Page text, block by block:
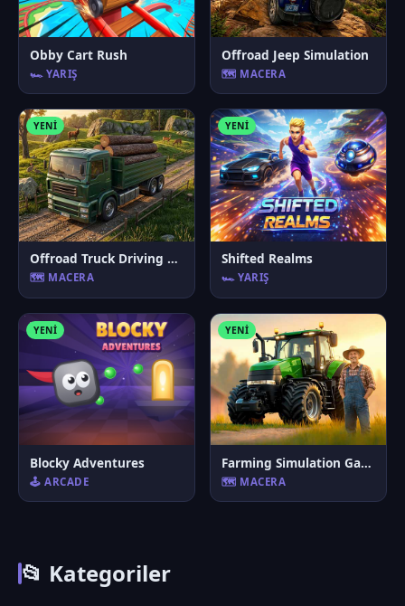
Obby Cart Rush
🏎️ YARIŞ
Offroad Jeep Simulation
🗺️ MACERA
YENI
Offroad Truck Driving Game
🗺️ MACERA
YENI
Shifted Realms
🏎️ YARIŞ
YENI
Blocky Adventures
🕹️ ARCADE
YENI
Farming Simulation Game
🗺️ MACERA
📂 Kategoriler